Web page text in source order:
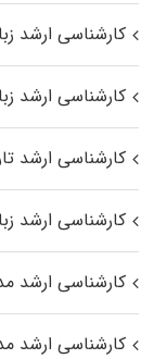
کارشناسی ارشد
کارشناسی ارشد
کارشناسی ارشد
کارشناسی ارشد
کارشناسی ارشد
کارشناسی ارشد